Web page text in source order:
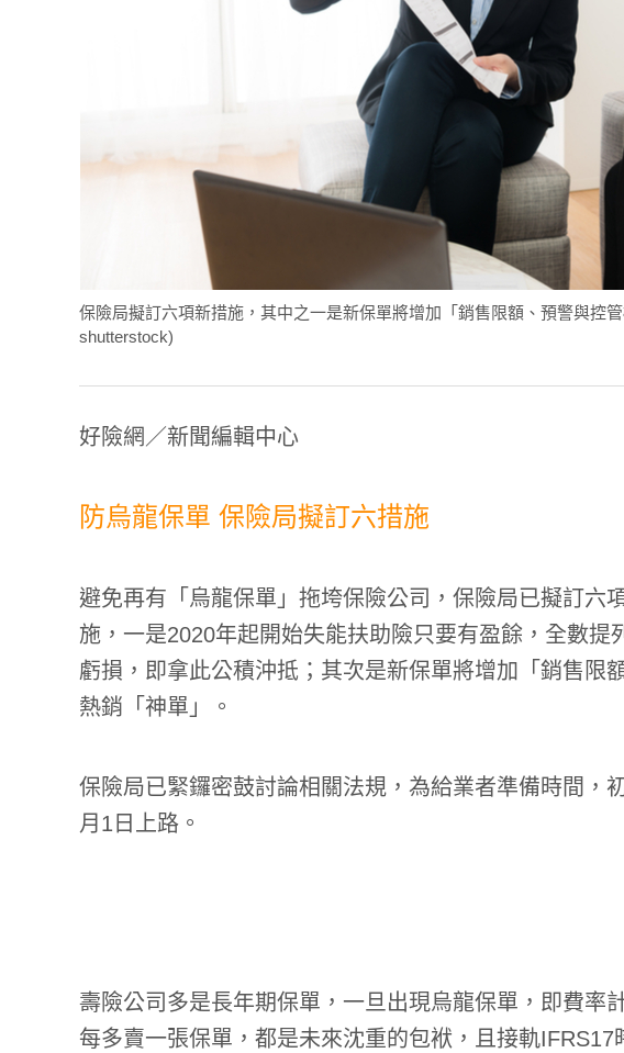
保險局擬訂六項新措施，其中之一是新保單將增加「銷售限額、預警與控
shutterstock)
好險網／新聞編輯中心
防烏龍保單 保險局擬訂六措施
避免再有「烏龍保單」拖垮保險公司，保險局已擬訂六
施，一是2020年起開始失能扶助險只要有盈餘，全數提
虧損，即拿此公積沖抵；其次是新保單將增加「銷售限
熱銷「神單」。
保險局已緊鑼密鼓討論相關法規，為給業者準備時間，
月1日上路。
壽險公司多是長年期保單，一旦出現烏龍保單，即費率
每多賣一張保單，都是未來沈重的包袱，且接軌